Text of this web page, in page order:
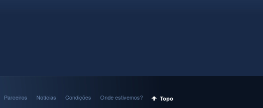
Topo
Parceiros Notícias Condições Onde estivemos?